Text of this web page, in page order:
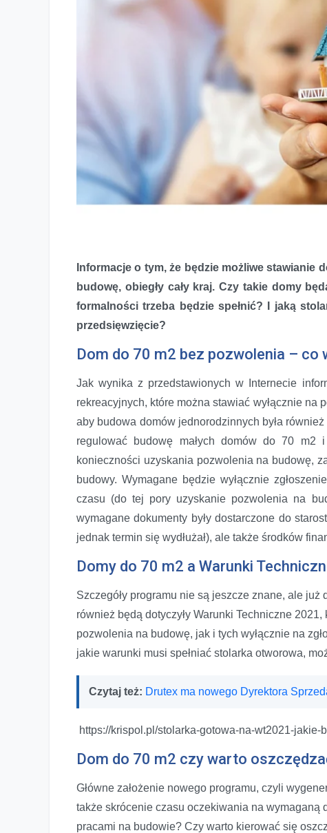
Nowa era budynków? Dom do 70 m2 bez pozwolenia
Informacje o tym, że będzie możliwe stawianie
budowę, obiegły cały kraj. Czy takie domy
formalności trzeba będzie spełnić? I jaką
przedsięwzięcie?
Dom do 70 m2 bez pozwolenia – co
Jak wynika z przedstawionych w Internecie
rekreacyjnych, które można stawiać wyłącznie na
aby budowa domów jednorodzinnych była
regulować budowę małych domów do 70 m2
konieczności uzyskania pozwolenia na budowę,
budowy. Wymagane będzie wyłącznie
czasu (do tej pory uzyskanie pozwolenia na
wymagane dokumenty były dostarczone do
jednak termin się wydłużał), ale także środków
Domy do 70 m2 a Warunki
Szczegóły programu nie są jeszcze znane, ale
również będą dotyczyły Warunki Techniczne
pozwolenia na budowę, jak i tych wyłącznie na
jakie warunki musi spełniać stolarka otworowa,
Czytaj też: Drutex ma nowego Dyrektora
https://krispol.pl/stolarka-gotowa-na-wt2021-
Dom do 70 m2 czy warto
Główne założenie nowego programu, czyli
także skrócenie czasu oczekiwania na wymaganą
pracami na budowie? Czy warto kierować się